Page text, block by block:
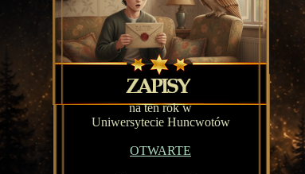
na ten rok w
Uniwersytecie Huncwotów
OTWARTE